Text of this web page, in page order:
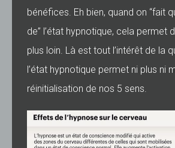
bénéfices. Eh bien, quand on “fait
de” l’état hypnotique, cela permet
plus loin. Là est tout l’intérêt de la
l’état hypnotique permet ni plus ni
réinitialisation de nos 5 sens.